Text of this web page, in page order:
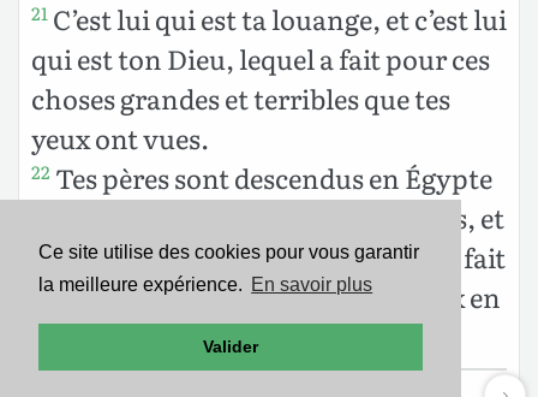
Ce site utilise des cookies pour vous garantir
la meilleure expérience. En savoir plus
Valider
21 C’est lui qui est ta louange, et c’est lui
qui est ton Dieu, lequel a fait pources
choses grandes et terribles que tes
yeux ont vues.
22 Tes pères sont descendus en Égypte
[au nombre de] soixante et dix âmes, et
maintenant l’Éternel, ton Dieu, t’a fait
devenir comme les étoiles des cieux en
multitude.